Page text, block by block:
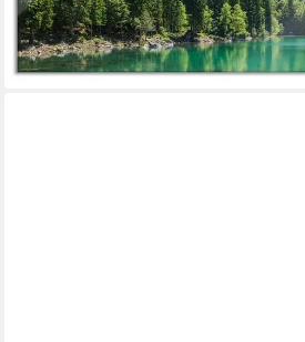
ab 67,95 € UVP 77,95 €
-13%
lieferbar - in 3-4 Werktagen bei dir